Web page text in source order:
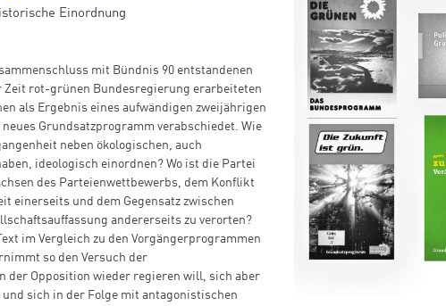
Einordnung
mit Bündnis 90 entstandenen
Zeit rot-grünen Bundesregierung erarbeiteten
als Ergebnis eines aufwändigen zweijährigen
Grundsatzprogramm verabschiedet. Wie
neben ökologischen, auch
ideologisch einordnen? Wo ist die Partei
des Parteienwettbewerbs, dem Konflikt
einerseits und dem Gegensatz zwischen
andererseits zu verorten?
im Vergleich zu den Vorgängerprogrammen
so den Versuch der
der Opposition wieder regieren will, sich aber
sich in der Folge mit antagonistischen